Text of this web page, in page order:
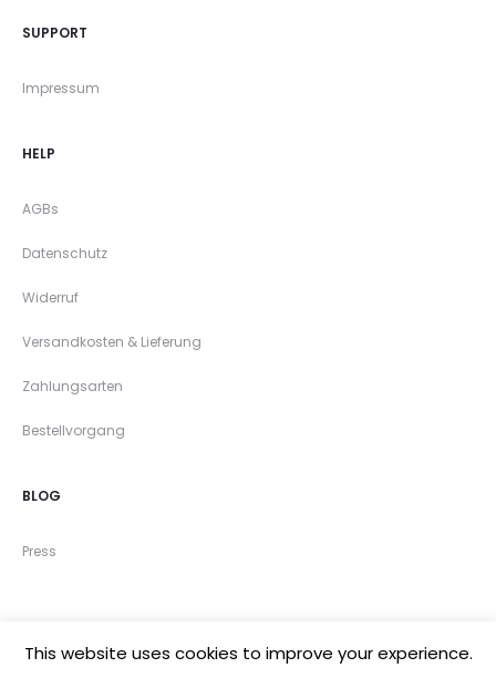
SUPPORT
Impressum
HELP
AGBs
Datenschutz
Widerruf
Versandkosten & Lieferung
Zahlungsarten
Bestellvorgang
BLOG
Press
This website uses cookies to improve your experience.